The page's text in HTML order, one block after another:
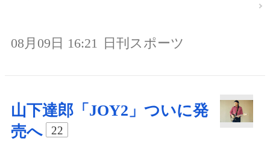
08月09日 16:21 日刊スポーツ
山下達郎「JOY2」ついに発
売へ
22